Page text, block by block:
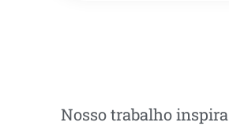
Nosso trabalho inspira